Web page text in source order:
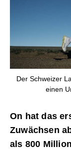
Der Schweizer
einen
On hat das
Zuwächsen
als 800